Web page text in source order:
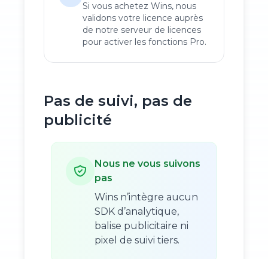
Si vous achetez Wins, nous
validons votre licence auprès
de notre serveur de licences
pour activer les fonctions Pro.
Pas de suivi, pas de
publicité
Nous ne vous suivons
pas
Wins n’intègre aucun
SDK d’analytique,
balise publicitaire ni
pixel de suivi tiers.